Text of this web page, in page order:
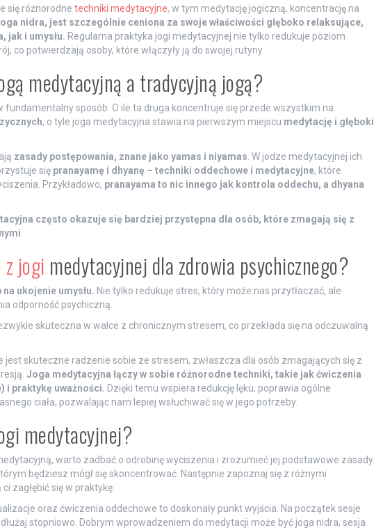
się różnorodne techniki medytacyjne, w tym medytację jogiczną, koncentrację na
nidra, jest szczególnie ceniona za swoje właściwości głęboko relaksujące,
jak i umysłu. Regularna praktyka jogi medytacyjnej nie tylko redukuje poziom
co potwierdzają osoby, które włączyły ją do swojej rutyny.
medytacyjną a tradycyjną jogą?
fundamentalny sposób. O ile ta druga koncentruje się przede wszystkim na
, o tyle joga medytacyjna stawia na pierwszym miejscu medytację i głęboki
zasady postępowania, znane jako yamas i niyamas. W jodze medytacyjnej ich
się pranayamę i dhyanę – techniki oddechowe i medytacyjne, które
Przykładowo, pranayama to nic innego jak kontrola oddechu, a dhyana
często okazuje się bardziej przystępna dla osób, które zmagają się z
.
z jogi medytacyjnej dla zdrowia psychicznego?
ukojenie umysłu. Nie tylko redukuje stres, który może nas przytłaczać, ale
odporność psychiczną.
skuteczna w walce z chronicznym stresem, co przekłada się na odczuwalną
skuteczne radzenie sobie ze stresem, zwłaszcza dla osób zmagających się z
Joga medytacyjna łączy w sobie różnorodne techniki, takie jak ćwiczenia
i praktykę uważności. Dzięki temu wspiera redukcję lęku, poprawia ogólne
ciała, pozwalając nam lepiej wsłuchiwać się w jego potrzeby.
medytacyjnej?
warto zadbać o odrobinę wyciszenia i zrozumieć jej podstawowe zasady.
będziesz mógł się skoncentrować. Następnie zapoznaj się z różnymi
zagłębić się w praktykę.
oraz ćwiczenia oddechowe to doskonały punkt wyjścia. Na początek sesje
stopniowo. Dobrym wprowadzeniem do medytacji może być joga nidra, sesja